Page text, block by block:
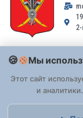
адрес email, не
Федерального
принимаются только:
или
Мы
Этот сайт
и аналитики.